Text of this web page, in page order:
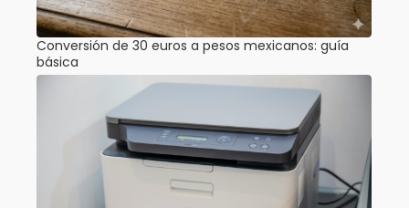
Conversión de 30 euros a pesos mexicanos: guía
básica